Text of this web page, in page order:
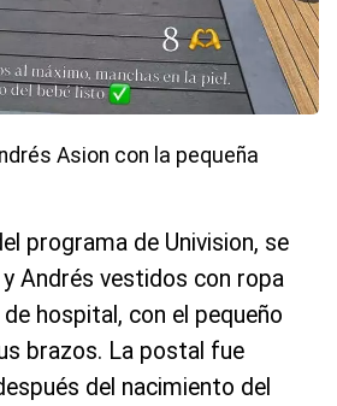
Asion con la pequeña
programa de Univision, se
Andrés vestidos con ropa
hospital, con el pequeño
brazos. La postal fue
del nacimiento del